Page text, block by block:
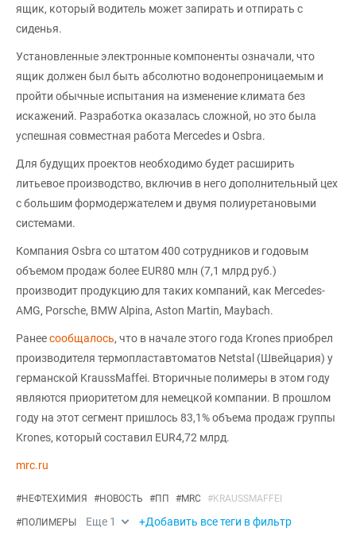
ящик, который водитель может запирать и отпирать с
сиденья.
Установленные электронные компоненты означали, что
ящик должен был быть абсолютно водонепроницаемым и
пройти обычные испытания на изменение климата без
искажений. Разработка оказалась сложной, но это была
успешная совместная работа Mercedes и Osbra.
Для будущих проектов необходимо будет расширить
литьевое производство, включив в него дополнительный цех
с большим формодержателем и двумя полиуретановыми
системами.
Компания Osbra со штатом 400 сотрудников и годовым
объемом продаж более EUR80 млн (7,1 млрд руб.)
производит продукцию для таких компаний, как Mercedes-
AMG, Porsche, BMW Alpina, Aston Martin, Maybach.
Ранеесообщалось, что в начале этого года Krones приобрел
производителя термопластавтоматов Netstal (Швейцария) у
германской KraussMaffei. Вторичные полимеры в этом году
являются приоритетом для немецкой компании. В прошлом
году на этот сегмент пришлось 83,1% объема продаж группы
Krones, который составил EUR4,72 млрд.
mrc.ru
#НЕФТЕХИМИЯ #НОВОСТЬ #ПП #MRC #KRAUSSMAFFEI
#ПОЛИМЕРЫ Еще 1 +Добавить все теги в фильтр